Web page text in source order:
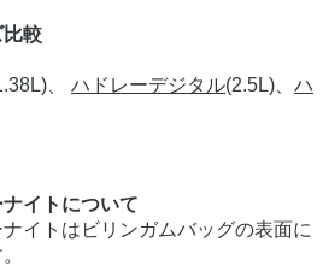
較
、 ハドレーデジタル(2.5L)、 ハ
イトについて
イトはビリンガムバッグの表面に